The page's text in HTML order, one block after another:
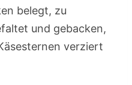
belegt, zu
und gebacken,
verziert